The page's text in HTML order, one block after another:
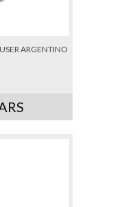
ARGENTINO